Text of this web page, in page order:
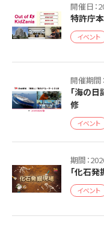
開催日：
特許庁
イベント
開催期間
「海の
修
イベント
期間：
「化石発
イベント